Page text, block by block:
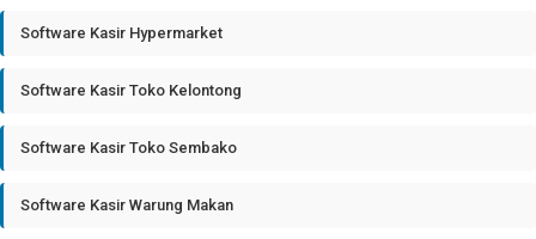
Software Kasir Hypermarket
Software Kasir Toko Kelontong
Software Kasir Toko Sembako
Software Kasir Warung Makan